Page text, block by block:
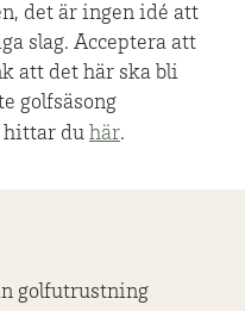
det är ingen idé att
slag. Acceptera att
att det här ska bli
golfsäsong
hittar du här.
golfutrustning